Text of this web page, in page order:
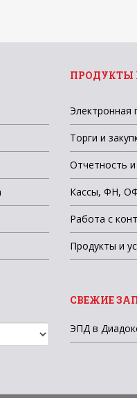
ПРОДУКТЫ
Электронная
Торги и
Отчетность и
Кассы, ФН,
Работа с
Продукты и
СВЕЖИЕ
ЭПД в